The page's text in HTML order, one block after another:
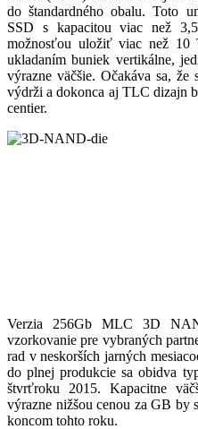
do štandardného obalu. Toto
SSD s kapacitou viac než
možnosťou uložiť viac než 10
ukladaním buniek vertikálne,
výrazne väčšie. Očakáva sa,
výdrži a dokonca aj TLC dizajn
centier.
Verzia 256Gb MLC 3D
vzorkovanie pre vybraných
rad v neskorších jarných
do plnej produkcie sa obidva
štvrťroku 2015. Kapacitne
výrazne nižšou cenou za GB by
koncom tohto roku.